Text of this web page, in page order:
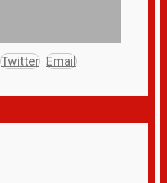
Twitter Email